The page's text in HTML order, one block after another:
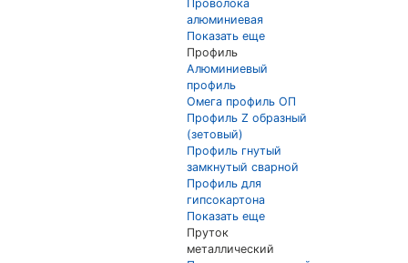
Проволока
алюминиевая
Показать еще
Профиль
Алюминиевый
профиль
Омега профиль ОП
Профиль Z образный
(зетовый)
Профиль гнутый
замкнутый сварной
Профиль для
гипсокартона
Показать еще
Пруток
металлический